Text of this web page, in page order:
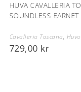
HUVA CAVALLERIA
SOUNDLESS
Cavalleria Toscana,
729,00 kr